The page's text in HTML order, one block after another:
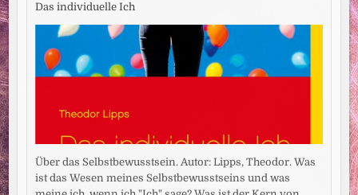
Das individuelle Ich
Über das Selbstbewusstsein. Autor: Lipps, Theodor. Was
ist das Wesen meines Selbstbewusstseins und was